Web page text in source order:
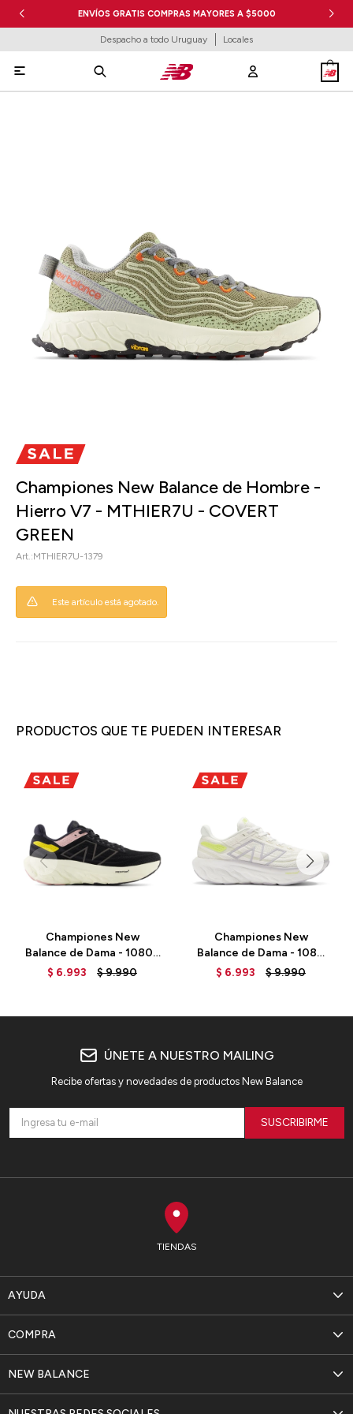
ENVÍOS GRATIS COMPRAS MAYORES A $5000
Despacho a todo Uruguay Locales

Championes New Balance de Hombre -
Hierro V7 - MTHIER7U - COVERT
GREEN
MTHIER7U-1379
Este artículo está agotado.
PRODUCTOS QUE TE PUEDEN INTERESAR
Championes New
Balance de Dama - 1080 -
W1080H13 - BLACK
$ 6.993 $9.990
Championes New
Balance de Dama - 1080
V13 - W1080F13 - SEA
$ 6.993 $9.990
TIENDAS
AYUDA
NEW BALANCE
COMPRA
ÚNETE A NUESTRO MAILING
Recibe ofertas y novedades de productos New Balance
SUSCRIBIRME